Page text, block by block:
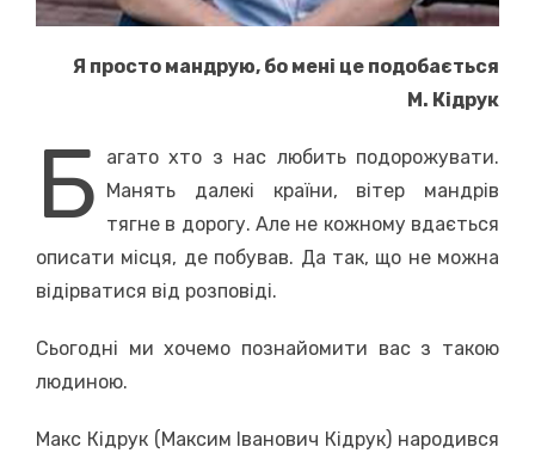
Я просто мандрую, бо мені це подобається
М. Кідрук
Б агато хто з нас любить подорожувати.
Манять далекі країни, вітер мандрів
тягне в дорогу. Але не кожному вдається
описати місця, де побував. Да так, що не можна
відірватися від розповіді.
Сьогодні ми хочемо познайомити вас з такою
людиною.
Макс Кідрук (Максим Іванович Кідрук) народився